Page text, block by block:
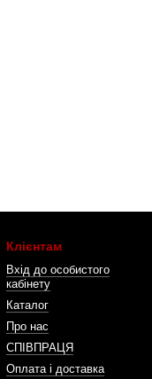
Клієнтам
Вхід до особистого
кабінету
Каталог
Про нас
СПІВПРАЦЯ
Оплата і доставка